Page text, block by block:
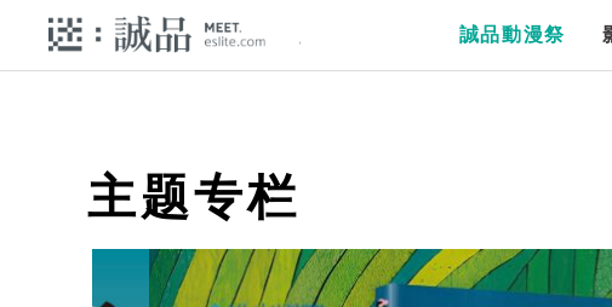
誠品動漫祭
主题专栏